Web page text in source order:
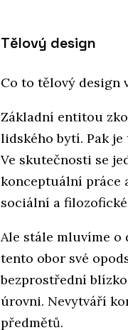
Tělový design
Co to tělový design
Základní entitou
lidského bytí. Pak
Ve skutečnosti se
konceptuální práce
sociální a
Ale stále mluvíme o
tento obor své
bezprostřední
úrovni. Nevytváří
předmětů.